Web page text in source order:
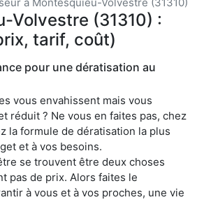
Volvestre (31310) :
tarif, coût)
pour une dératisation au
vous envahissent mais vous
réduit ? Ne vous en faites pas, chez
la formule de dératisation la plus
et à vos besoins.
se trouvent être deux choses
pas de prix. Alors faites le
à vous et à vos proches, une vie